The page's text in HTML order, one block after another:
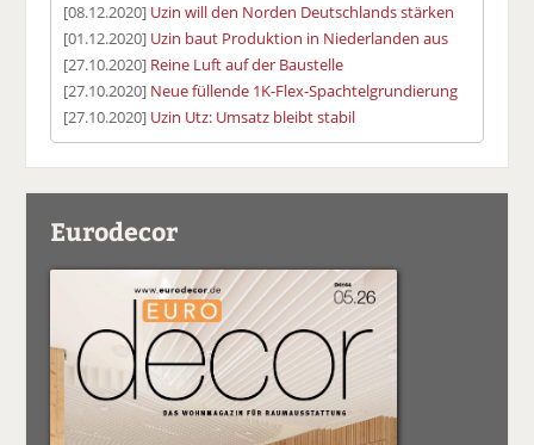
[08.12.2020] Uzin will den Norden Deutschlands stärken
[01.12.2020] Uzin baut Produktion in Niederlanden aus
[27.10.2020] Reine Luft auf der Baustelle
[27.10.2020] Neue füllende 1K-Flex-Spachtelgrundierung
[27.10.2020] Uzin Utz: Umsatz bleibt stabil
Eurodecor